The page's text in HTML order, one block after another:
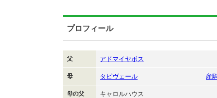
プロフィール
父 アドマイヤボス
母 タピヴェール 産
母の父 キャロルハウス